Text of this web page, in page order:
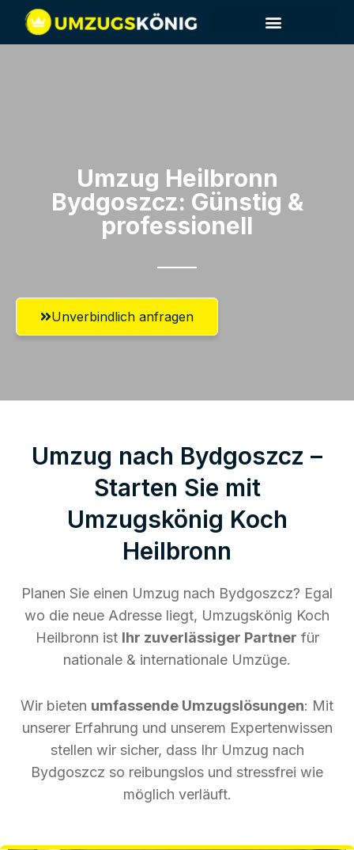
Umzug Heilbronn​
Bydgoszcz: Günstig &
professionell​
Unverbindlich anfragen
Umzug nach Bydgoszcz –
Starten Sie mit
Umzugskönig Koch
Heilbronn
Planen Sie einen Umzug nach Bydgoszcz? Egal
wo die neue Adresse liegt, Umzugskönig Koch
Heilbronn ist Ihr zuverlässiger Partner für
nationale & internationale Umzüge.
Wir bieten umfassende Umzugslösungen: Mit
unserer Erfahrung und unserem Expertenwissen
stellen wir sicher, dass Ihr Umzug nach
Bydgoszcz so reibungslos und stressfrei wie
möglich verläuft.